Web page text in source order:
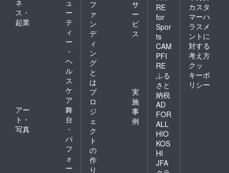
ネ
ス・
起業
ュ
ー
テ
ィ
ー
・
ヘ
ル
ス
ケ
ア
アー
ト・
写真
舞
台
・
パ
フ
ォ
ー
フ
ァ
ン
デ
ィ
ン
グ
と
は
サ
ー
ビ
ス
プ
ロ
ジ
ェ
ク
ト
の
作
り
実
施
事
例
RE
for
Spor
ts
CAM
PFI
RE
ふる
さと
納税
AD
FOR
ALL
HIO
KOS
HI
JFA
カスタ
マーハ
ラスメ
ントに
対する
考え方
クッ
キーポ
リシー